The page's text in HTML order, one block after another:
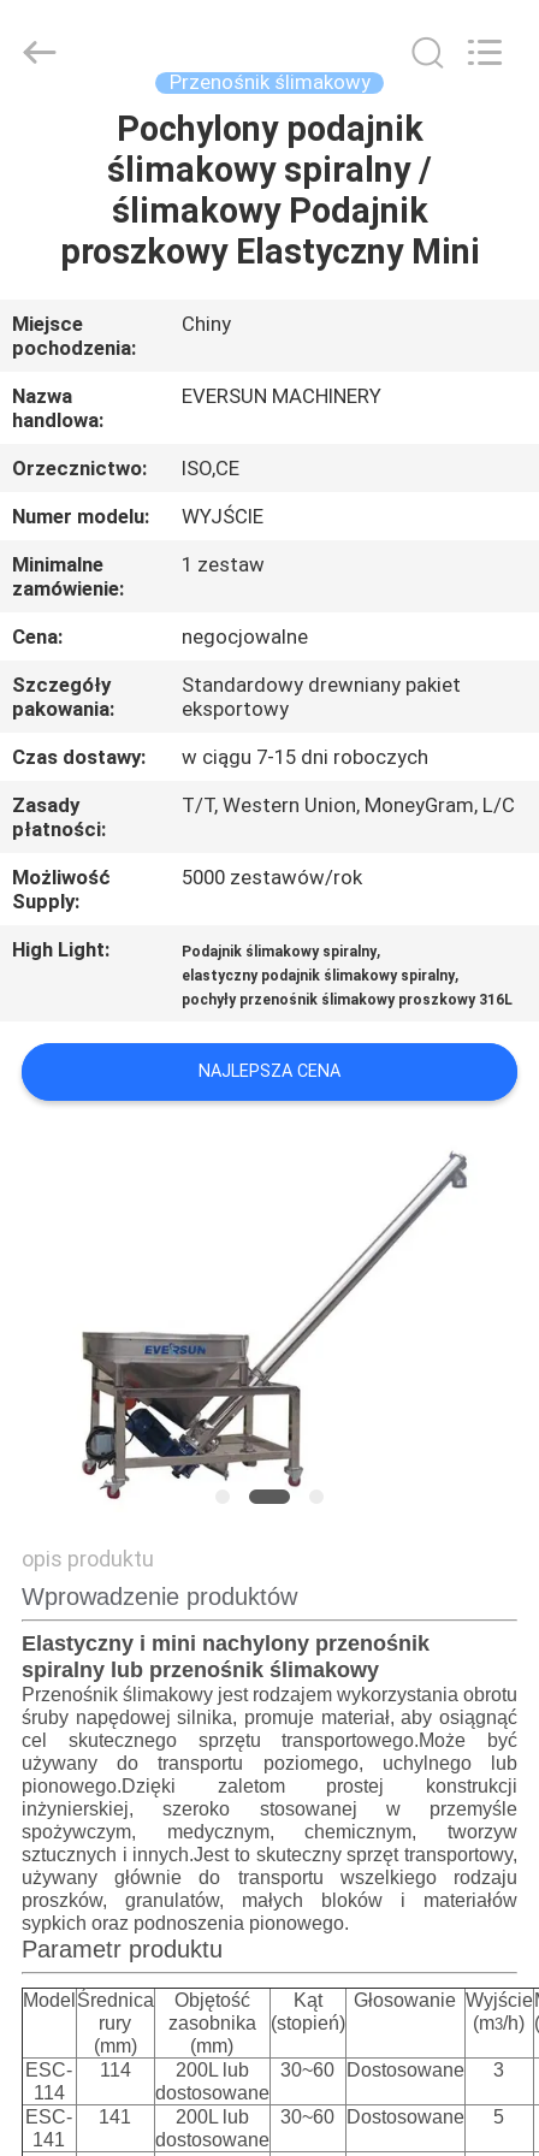
PRODUKTY
POKAZ
VR
O
NAS
WYCIECZKA
PO
FABRYCE
KONTROLA
JAKOŚCI
SKONTAKTUJ
SIĘ
Z
NAMI
O
WYCENĘ
Przenośnik ślimakowy
Pochylony podajnik
ślimakowy spiralny /
ślimakowy Podajnik
proszkowy Elastyczny Mini
Miejsce
pochodzenia:
Chiny
Nazwa
handlowa:
EVERSUN MACHINERY
Orzecznictwo:
ISO,CE
Numer modelu:
WYJŚCIE
Minimalne
zamówienie:
1 zestaw
Cena:
negocjowalne
Szczegóły
pakowania:
Standardowy drewniany pakiet
eksportowy
Czas dostawy:
w ciągu 7-15 dni roboczych
Zasady
płatności:
T/T, Western Union, MoneyGram, L/C
Możliwość
Supply:
5000 zestawów/rok
High Light: Podajnik ślimakowy spiralny,
elastyczny podajnik ślimakowy spiralny,
pochyły przenośnik ślimakowy proszkowy 316L
NAJLEPSZA CENA
opis produktu
Wprowadzenie produktów
Elastyczny i mini nachylony przenośnik
spiralny lub przenośnik ślimakowy
Przenośnik ślimakowy jest rodzajem wykorzystania obrotu
śruby napędowej silnika, promuje materiał, aby osiągnąć
cel skutecznego sprzętu transportowego.Może być
używany do transportu poziomego, uchylnego lub
pionowego.Dzięki zaletom prostej konstrukcji
inżynierskiej, szeroko stosowanej w przemyśle
spożywczym, medycznym, chemicznym, tworzyw
sztucznych i innych.Jest to skuteczny sprzęt transportowy,
używany głównie do transportu wszelkiego rodzaju
proszków, granulatów, małych bloków i materiałów
sypkich oraz podnoszenia pionowego.
Parametr produktu
Model Średnica
rury
(mm)
Objętość
zasobnika
(mm)
Kąt
(stopień)
Głosowanie Wyjście
(m3/h)
ESC-
114
114
200L lub
dostosowane
30~60 Dostosowane 3
ESC-
141
141
200L lub
dostosowane
30~60 Dostosowane 5